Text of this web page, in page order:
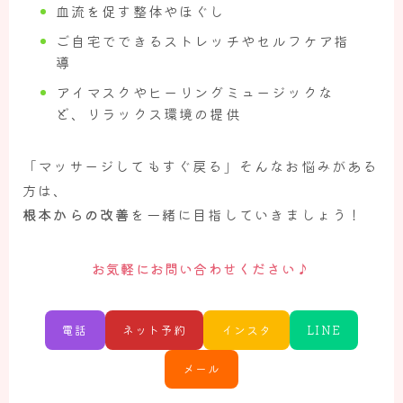
血流を促す整体やほぐし
ご自宅でできるストレッチやセルフケア指
導
アイマスクやヒーリングミュージックな
ど、リラックス環境の提供
「マッサージしてもすぐ戻る」そんなお悩みがある
方は、
根本からの改善 を一緒に目指していきましょう！
お気軽にお問い合わせください ♪
電話 ネット予約 インスタ LINE
メール